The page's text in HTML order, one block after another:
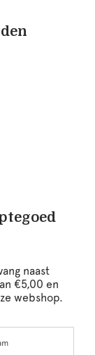
naast
€5,00 en
webshop.